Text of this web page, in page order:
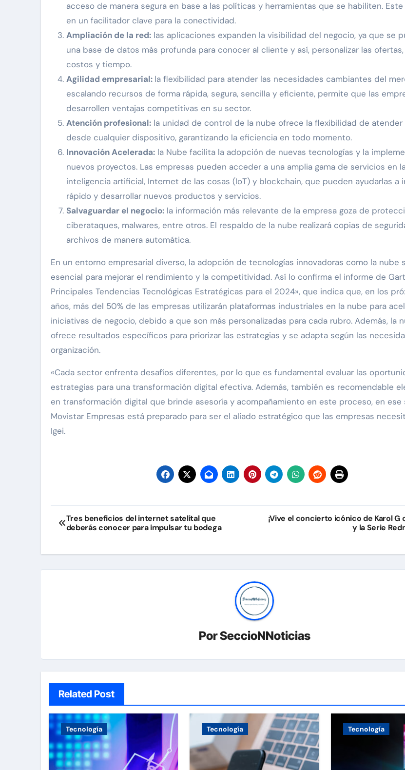
acceso de manera segura en base a las políticas y herramientas que se habiliten.
en un facilitador clave para la conectividad.
Ampliación de la red: las aplicaciones expanden la visibilidad del negocio, ya que se
una base de datos más profunda para conocer al cliente y así, personalizar las
costos y tiempo.
Agilidad empresarial: la flexibilidad para atender las necesidades cambiantes del
escalando recursos de forma rápida, segura, sencilla y eficiente, permite que las
desarrollen ventajas competitivas en su sector.
Atención profesional: la unidad de control de la nube ofrece la flexibilidad de
desde cualquier dispositivo, garantizando la eficiencia en todo momento.
Innovación Acelerada: la Nube facilita la adopción de nuevas tecnologías y la
nuevos proyectos. Las empresas pueden acceder a una amplia gama de servicios en
inteligencia artificial, Internet de las cosas (IoT) y blockchain, que pueden ayudarlas a
rápido y desarrollar nuevos productos y servicios.
Salvaguardar el negocio: la información más relevante de la empresa goza de
ciberataques, malwares, entre otros. El respaldo de la nube realizará copias de
archivos de manera automática.
En un entorno empresarial diverso, la adopción de tecnologías innovadoras como la nube
esencial para mejorar el rendimiento y la competitividad. Así lo confirma el informe de
Principales Tendencias Tecnológicas Estratégicas para el 2024», que indica que, en los
años, más del 50% de las empresas utilizarán plataformas industriales en la nube para
iniciativas de negocio, debido a que son más personalizadas para cada rubro. Además, la
ofrece resultados específicos para priorizar las estrategias y se adapta según las
organización.
«Cada sector enfrenta desafíos diferentes, por lo que es fundamental evaluar las
estrategias para una transformación digital efectiva. Además, también es recomendable
en transformación digital que brinde asesoría y acompañamiento en este proceso, en
Movistar Empresas está preparado para ser el aliado estratégico que las empresas
Igei.
Navegación
de
entradas
Tres beneficios del internet satelital que
deberás conocer para impulsar tu bodega
¡Vive el concierto icónico de Karol G
y la Serie
PorSeccioNNoticias
Related Post
Tecnología Tecnología Tecnología